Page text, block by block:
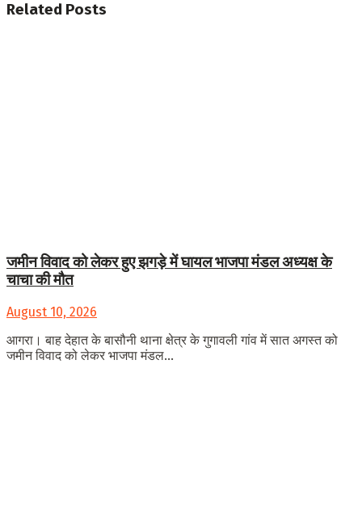
Related Posts
जमीन विवाद को लेकर हुए झगड़े में घायल भाजपा मंडल अध्यक्ष के
चाचा की मौत
August 10, 2026
आगरा। बाह देहात के बासौनी थाना क्षेत्र के गुगावली गांव में सात अगस्त को
जमीन विवाद को लेकर भाजपा मंडल...